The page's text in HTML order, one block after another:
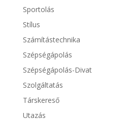
Sportolás
Stílus
Számítástechnika
Szépségápolás
Szépségápolás-Divat
Szolgáltatás
Társkereső
Utazás